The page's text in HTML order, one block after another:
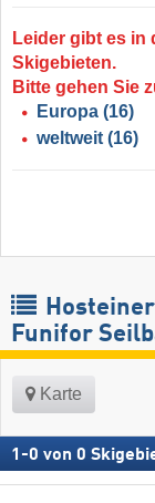
Leider gibt es in
Skigebieten.
Bitte gehen Sie
Europa (16)
weltweit (16)
Funifor
Karte
1 -0 von 0